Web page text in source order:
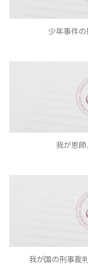
少年事件
我が恩
我が国の刑事裁